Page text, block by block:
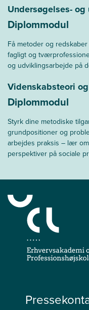
Undersøgelses-
Diplommodul
Få metoder og
fagligt og
og udviklingsarbejde på
Videnskabsteori
Diplommodul
Styrk dine metodiske
grundpositioner og
arbejdes praksis – lær
perspektiver på sociale